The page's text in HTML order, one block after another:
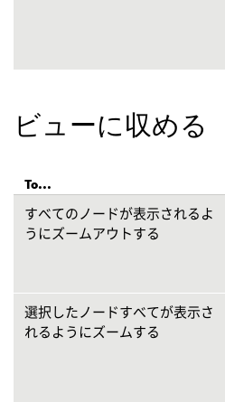
ビューに収める
To...
すべてのノードが表示されるよ
うにズームアウトする
選択したノードすべてが表示さ
れるようにズームする